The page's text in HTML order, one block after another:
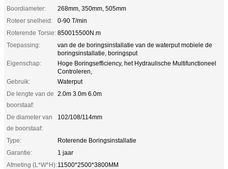
Boordiameter:
268mm, 350mm, 505mm
Roteer snelheid:
0-90 T/min
Roterende Torsie: 850015500N.m
Toepassing:
van de de boringsinstallatie van de waterput mobiele de
boringsinstallatie, boringsput
Eigenschap:
Hoge Boringsefficiency, het Hydraulische Multifunctioneel
Controleren,
Gebruik:
Waterput
De lengte van de
boorstaaf:
2.0m 3.0m 6.0m
De diameter van
de boorstaaf:
102/108/114mm
Type:
Roterende Boringsinstallatie
Garantie:
1 jaar
Afmeting (L*W*H):11500*2500*3800MM